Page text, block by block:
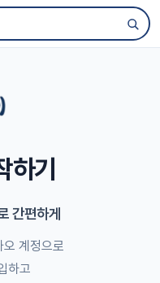
하기
간편하게
계정으로
하고